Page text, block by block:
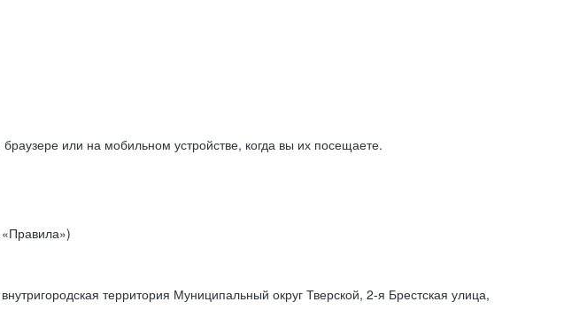
или на мобильном устройстве, когда вы их посещаете.
территория Муниципальный округ Тверской, 2-я Брестская улица,